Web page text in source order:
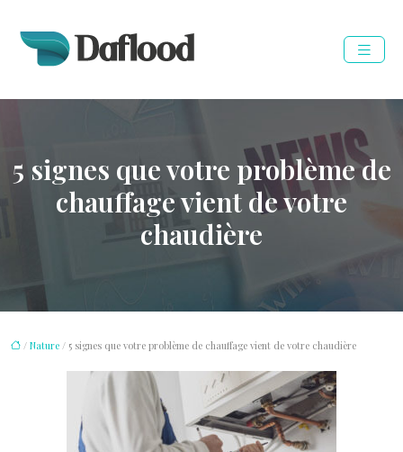
5 signes que votre problème de
chauffage vient de votre
chaudière
/ Nature / 5 signes que votre problème de chauffage vient de votre chaudière